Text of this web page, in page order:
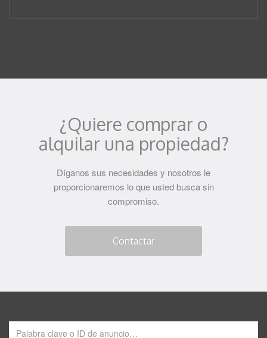
¿Quiere comprar o
alquilar una propiedad?
Díganos sus necesidades y nosotros le
proporcionaremos lo que usted busca sin
compromiso.
Contactar